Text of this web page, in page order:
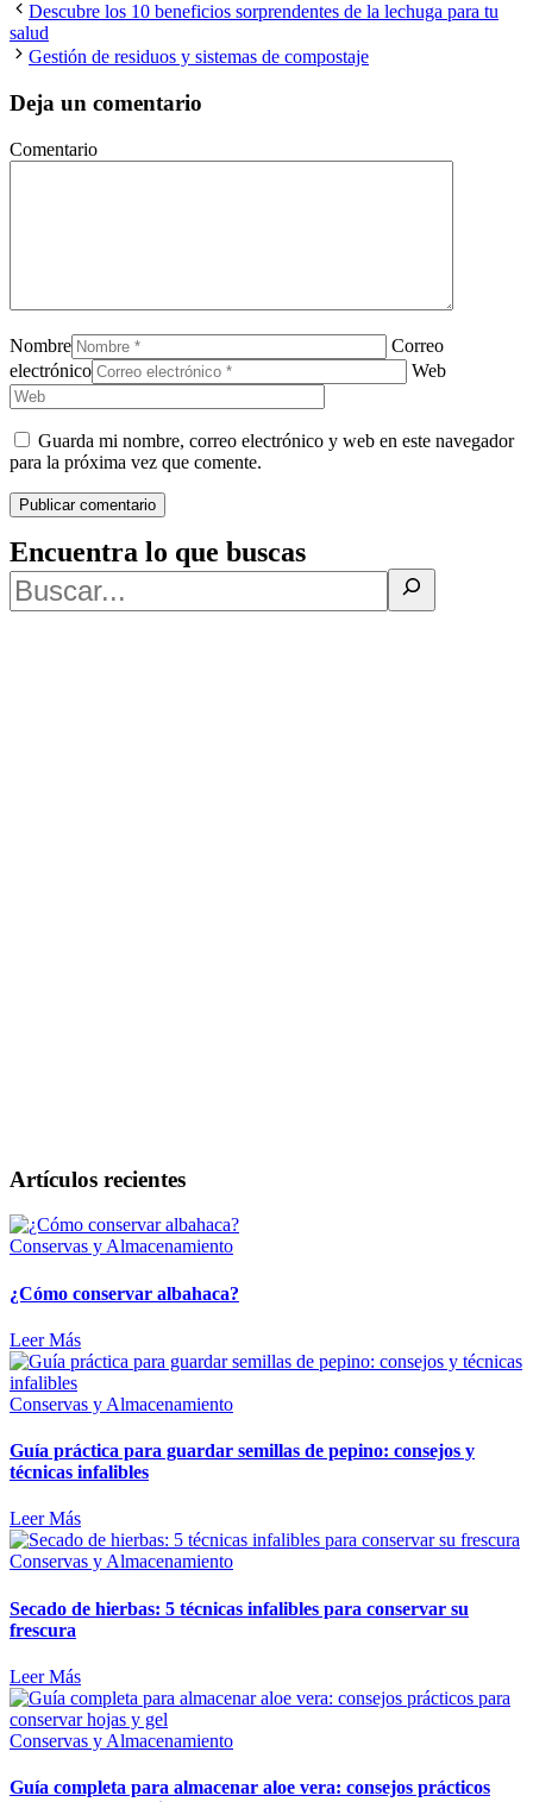
Descubre los 10 beneficios sorprendentes de la lechuga para tu
salud
Gestión de residuos y sistemas de compostaje
Deja un comentario
Comentario
Nombre
Correo
electrónico
Web
Guarda mi nombre, correo electrónico y web en este navegador
para la próxima vez que comente.
Encuentra lo que buscas
Artículos recientes
Conservas y Almacenamiento
¿Cómo conservar albahaca?
Leer Más
Conservas y Almacenamiento
Guía práctica para guardar semillas de pepino: consejos y
técnicas infalibles
Leer Más
Conservas y Almacenamiento
Secado de hierbas: 5 técnicas infalibles para conservar su
frescura
Leer Más
Conservas y Almacenamiento
Guía completa para almacenar aloe vera: consejos prácticos